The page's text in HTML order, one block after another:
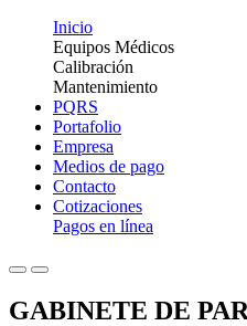
Inicio
Equipos Médicos
Calibración
Mantenimiento
PQRS
Portafolio
Empresa
Medios de pago
Contacto
Cotizaciones
Pagos en línea
GABINETE DE